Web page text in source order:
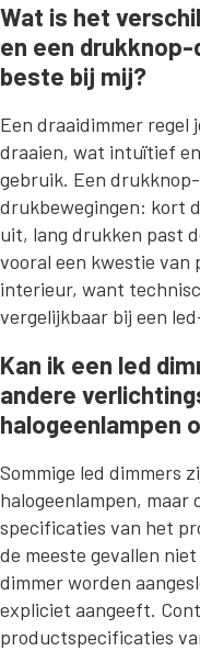
Wat is het
en een
beste bij mij?
Een draaidimmer regel
draaien, wat intuïtief
gebruik. Een
drukbewegingen: kort
uit, lang drukken past
vooral een kwestie van
interieur, want
vergelijkbaar bij een
Kan ik een led
andere
halogeenlampen
Sommige led dimmers
halogeenlampen,
specificaties van het
de meeste gevallen
dimmer worden
expliciet aangeeft.
productspecificaties